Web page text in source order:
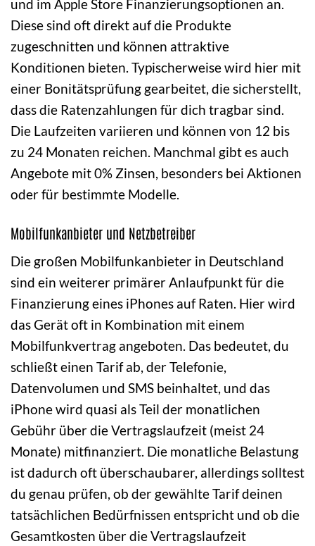
und im Apple Store Finanzierungsoptionen an.
Diese sind oft direkt auf die Produkte
zugeschnitten und können attraktive
Konditionen bieten. Typischerweise wird hier mit
einer Bonitätsprüfung gearbeitet, die sicherstellt,
dass die Ratenzahlungen für dich tragbar sind.
Die Laufzeiten variieren und können von 12 bis
zu 24 Monaten reichen. Manchmal gibt es auch
Angebote mit 0% Zinsen, besonders bei Aktionen
oder für bestimmte Modelle.
Mobilfunkanbieter und Netzbetreiber
Die großen Mobilfunkanbieter in Deutschland
sind ein weiterer primärer Anlaufpunkt für die
Finanzierung eines iPhones auf Raten. Hier wird
das Gerät oft in Kombination mit einem
Mobilfunkvertrag angeboten. Das bedeutet, du
schließt einen Tarif ab, der Telefonie,
Datenvolumen und SMS beinhaltet, und das
iPhone wird quasi als Teil der monatlichen
Gebühr über die Vertragslaufzeit (meist 24
Monate) mitfinanziert. Die monatliche Belastung
ist dadurch oft überschaubarer, allerdings solltest
du genau prüfen, ob der gewählte Tarif deinen
tatsächlichen Bedürfnissen entspricht und ob die
Gesamtkosten über die Vertragslaufzeit